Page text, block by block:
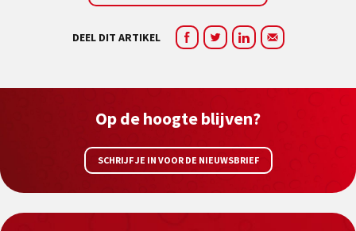
DEEL DIT ARTIKEL
Op de hoogte blijven?
SCHRIJF JE IN VOOR DE NIEUWSBRIEF